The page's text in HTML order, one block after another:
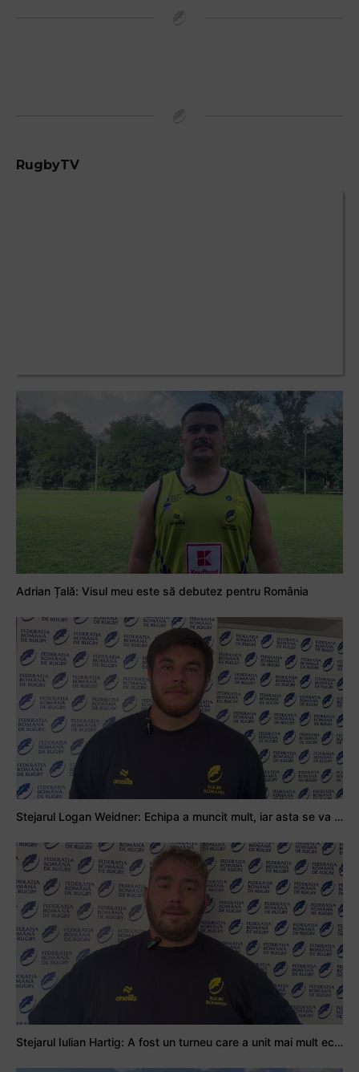
RugbyTV
Adrian Țală: Visul meu este să debutez pentru România
Stejarul Logan Weidner: Echipa a muncit mult, iar asta se va vedea în meciurile de la Nations Cup
Stejarul Iulian Hartig: A fost un turneu care a unit mai mult echipa